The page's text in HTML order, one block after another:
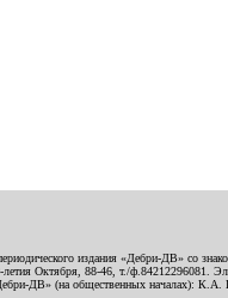
периодического издания «Дебри-ДВ»
Октября, 88-46, т./ф.84212296081.
«Дебри-ДВ» (на общественных